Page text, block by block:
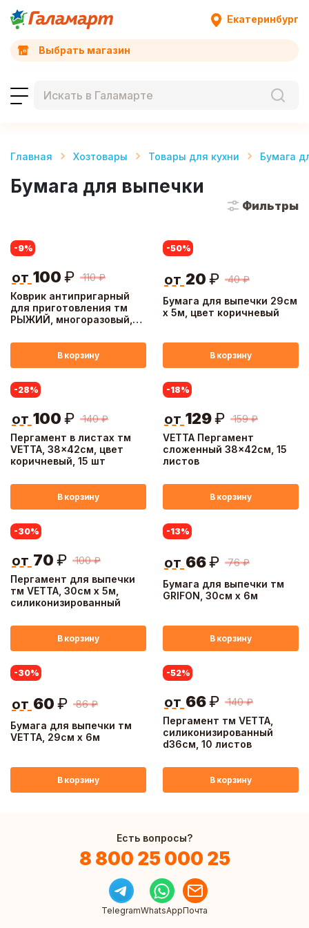
Екатеринбург
Выбрать магазин
Главная Хозтовары Товары для кухни Бумага
Бумага для выпечки
Фильтры
Коврик антипригарный
для приготовления тм
РЫЖИЙ, многоразовый,
тефлон
-9%
110 ₽
от 100 ₽
В корзину
Бумага для выпечки 29см
x 5м, цвет коричневый
-50%
40 ₽
от 20 ₽
В корзину
Пергамент в листах тм
VETTA, 38x42см, цвет
коричневый, 15 шт
-28%
140 ₽
от 100 ₽
В корзину
VETTA Пергамент
сложенный 38x42см, 15
листов
-18%
159 ₽
от 129₽
В корзину
Пергамент для выпечки
тм VETTA, 30см x 5м,
силиконизированный
-30%
100 ₽
от 70 ₽
В корзину
Бумага для выпечки тм
GRIFON, 30см x 6м
-13%
76 ₽
от 66₽
В корзину
Бумага для выпечки тм
VETTA, 29см x 6м
-30%
86 ₽
от 60 ₽
В корзину
Пергамент тм VETTA,
силиконизированный
d36см, 10 листов
-52%
140 ₽
от 66₽
В корзину
Есть вопросы?
8 800 25 000 25
TelegramWhatsAppПочта